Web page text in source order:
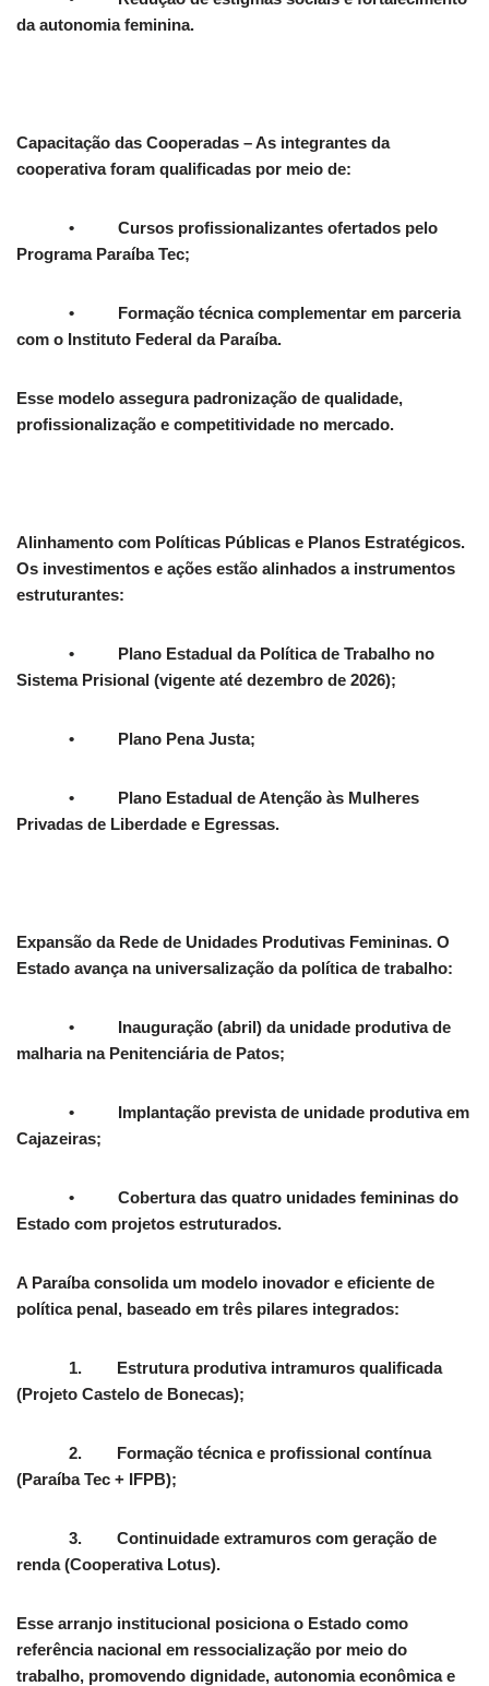
da autonomia feminina.
Capacitação das Cooperadas – As integrantes da
cooperativa foram qualificadas por meio de:
• Cursos profissionalizantes ofertados pelo
Programa Paraíba Tec;
• Formação técnica complementar em parceria
com o Instituto Federal da Paraíba.
Esse modelo assegura padronização de qualidade,
profissionalização e competitividade no mercado.
Alinhamento com Políticas Públicas e Planos Estratégicos.
Os investimentos e ações estão alinhados a instrumentos
estruturantes:
• Plano Estadual da Política de Trabalho no
Sistema Prisional (vigente até dezembro de 2026);
• Plano Pena Justa;
• Plano Estadual de Atenção às Mulheres
Privadas de Liberdade e Egressas.
Expansão da Rede de Unidades Produtivas Femininas. O
Estado avança na universalização da política de trabalho:
• Inauguração (abril) da unidade produtiva de
malharia na Penitenciária de Patos;
• Implantação prevista de unidade produtiva em
Cajazeiras;
• Cobertura das quatro unidades femininas do
Estado com projetos estruturados.
A Paraíba consolida um modelo inovador e eficiente de
política penal, baseado em três pilares integrados:
1. Estrutura produtiva intramuros qualificada
(Projeto Castelo de Bonecas);
2. Formação técnica e profissional contínua
(Paraíba Tec + IFPB);
3. Continuidade extramuros com geração de
renda (Cooperativa Lotus).
Esse arranjo institucional posiciona o Estado como
referência nacional em ressocialização por meio do
trabalho, promovendo dignidade, autonomia econômica e